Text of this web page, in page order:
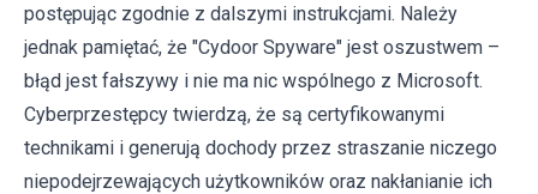
postępując zgodnie z dalszymi instrukcjami. Należy
jednak pamiętać, że "Cydoor Spyware" jest oszustwem –
błąd jest fałszywy i nie ma nic wspólnego z Microsoft.
Cyberprzestępcy twierdzą, że są certyfikowanymi
technikami i generują dochody przez straszanie niczego
niepodejrzewających użytkowników oraz nakłanianie ich